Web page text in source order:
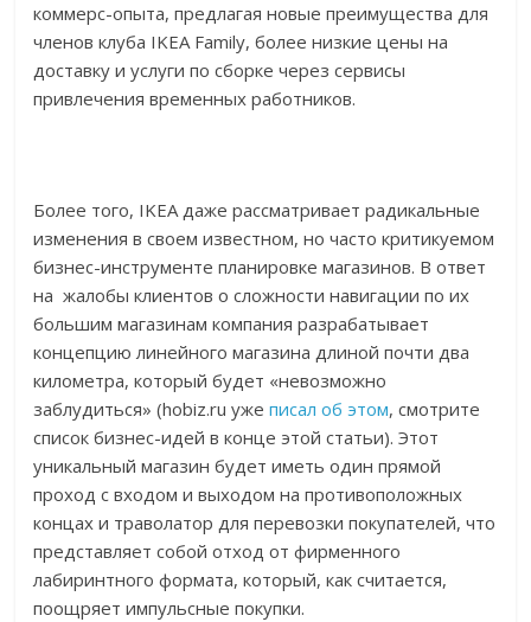
коммерс-опыта, предлагая новые преимущества для
членов клуба IKEA Family, более низкие цены на
доставку и услуги по сборке через сервисы
привлечения временных работников.
Более того, IKEA даже рассматривает радикальные
изменения в своем известном, но часто критикуемом
бизнес-инструменте планировке магазинов. В ответ
на жалобы клиентов о сложности навигации по их
большим магазинам компания разрабатывает
концепцию линейного магазина длиной почти два
километра, который будет «невозможно
заблудиться» (hobiz.ru ужеписал об этом, смотрите
список бизнес-идей в конце этой статьи). Этот
уникальный магазин будет иметь один прямой
проход с входом и выходом на противоположных
концах и траволатор для перевозки покупателей, что
представляет собой отход от фирменного
лабиринтного формата, который, как считается,
поощряет импульсные покупки.